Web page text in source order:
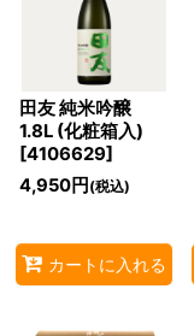
田友 純米吟醸
1.8L (化粧箱入)
[4106629]
4,950円 (税込)
カートに入れる